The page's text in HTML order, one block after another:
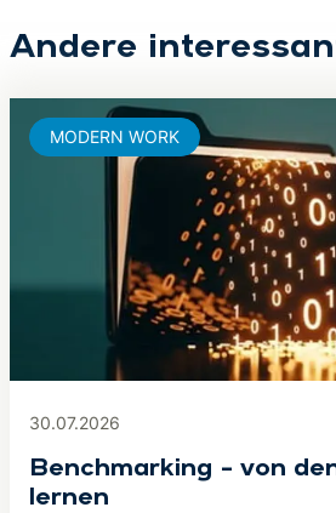
Andere
30.07.2026
Benchmarking – von
lernen
MODERN WORK